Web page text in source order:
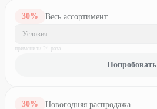
30% Весь ассортимент
Условия:
применили 24 раз а
Попробовать
30% Новогодняя распродажа